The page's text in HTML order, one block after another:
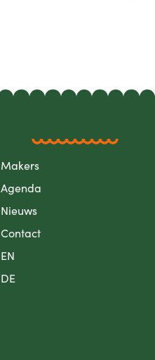
Makers
Agenda
Nieuws
Contact
EN
DE